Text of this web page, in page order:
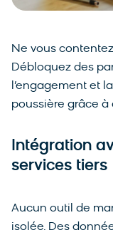
Ne vous
Débloquez des
l’engagement et
poussière grâce à
Intégration
services tiers
Aucun outil de
isolée. Des